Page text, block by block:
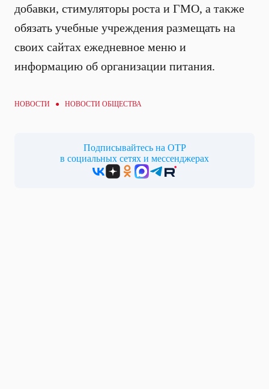
добавки, стимуляторы роста и ГМО, а также
обязать учебные учреждения размещать на
своих сайтах ежедневное меню и
информацию об организации питания.
НОВОСТИ ● НОВОСТИ ОБЩЕСТВА
Подписывайтесь на ОТР
в социальных сетях и мессенджерах